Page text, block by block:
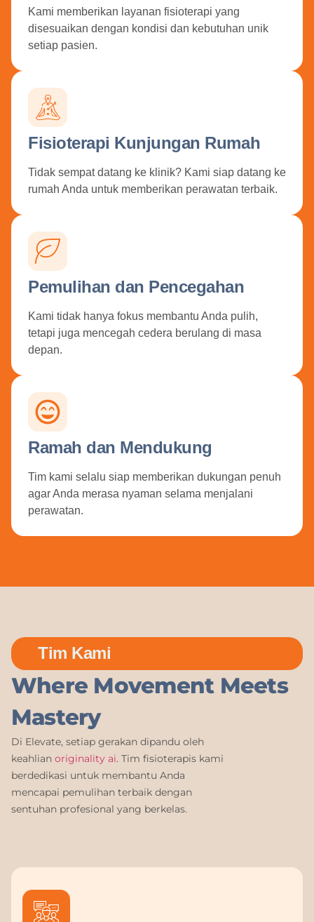
Kami memberikan layanan fisioterapi yang
disesuaikan dengan kondisi dan kebutuhan unik
setiap pasien.
Fisioterapi Kunjungan Rumah
Tidak sempat datang ke klinik? Kami siap datang ke
rumah Anda untuk memberikan perawatan terbaik.
Pemulihan dan Pencegahan
Kami tidak hanya fokus membantu Anda pulih,
tetapi juga mencegah cedera berulang di masa
depan.
Ramah dan Mendukung
Tim kami selalu siap memberikan dukungan penuh
agar Anda merasa nyaman selama menjalani
perawatan.
Tim Kami
Where Movement Meets
Mastery
Di Elevate, setiap gerakan dipandu oleh
keahlian originality ai. Tim fisioterapis kami
berdedikasi untuk membantu Anda
mencapai pemulihan terbaik dengan
sentuhan profesional yang berkelas.